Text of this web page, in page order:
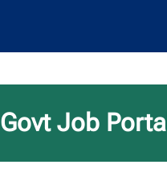
Govt Job Portal